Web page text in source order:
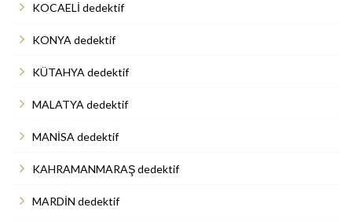
KOCAELİ dedektif
KONYA dedektif
KÜTAHYA dedektif
MALATYA dedektif
MANİSA dedektif
KAHRAMANMARAŞ dedektif
MARDİN dedektif